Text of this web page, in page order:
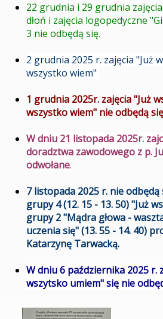
22 grudnia i 29 grudnia
dłoń i zajęcia logopedyczne
3 nie odbędą się.
2 grudnia 2025 r. zajęcia "Już
wszystko wiem"
1 grudnia 2025r. zajęcia "Już
wszystko wiem" nie odbędą
W dniu 21 listopada 2025r.
doradztwa zawodowego z p.
odwołane.
7 listopada 2025 r. nie
grupy 4 (12. 15 - 13. 50) "Już
grupy 2 "Mądra głowa -
uczenia się" (13. 55 - 14. 40)
Katarzynę Tarwacką.
W dniu 6 października 2025 r.
wszytsko umiem" się nie